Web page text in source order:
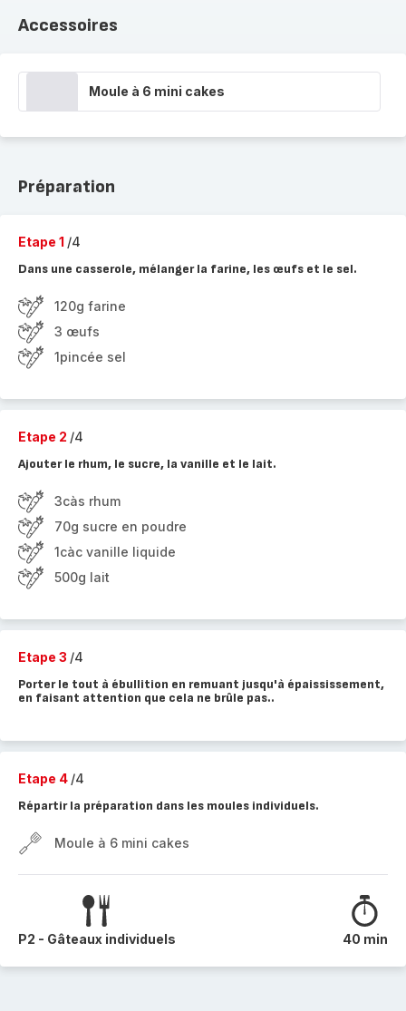
Accessoires
Moule à 6 mini cakes
Préparation
Etape 1 /4
Dans une casserole, mélanger la farine, les œufs et le sel.
120g farine
3 œufs
1pincée sel
Etape 2 /4
Ajouter le rhum, le sucre, la vanille et le lait.
3càs rhum
70g sucre en poudre
1càc vanille liquide
500g lait
Etape 3 /4
Porter le tout à ébullition en remuant jusqu'à épaississement,
en faisant attention que cela ne brûle pas..
Etape 4 /4
Répartir la préparation dans les moules individuels.
Moule à 6 mini cakes
P2 - Gâteaux individuels 40 min